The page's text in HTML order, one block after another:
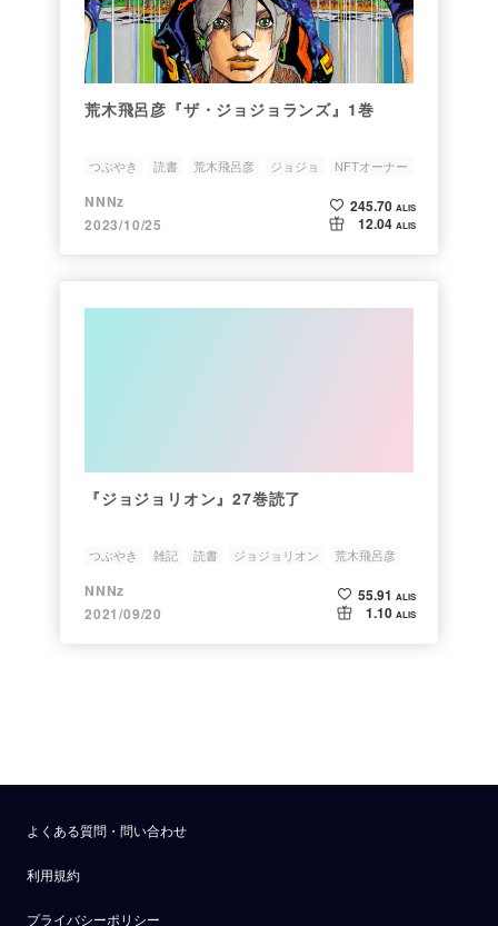
荒木飛呂彦『ザ・ジョジョランズ』1巻
つぶやき 読書 荒木飛呂彦 ジョジョ NFTオーナー
NNNz
2023/10/25
245.70 ALIS
12.04 ALIS
『ジョジョリオン』27巻読了
つぶやき 雑記 読書 ジョジョリオン 荒木飛呂彦
NNNz
2021/09/20
55.91 ALIS
1.10 ALIS
よくある質問・問い合わせ
利用規約
プライバシーポリシー